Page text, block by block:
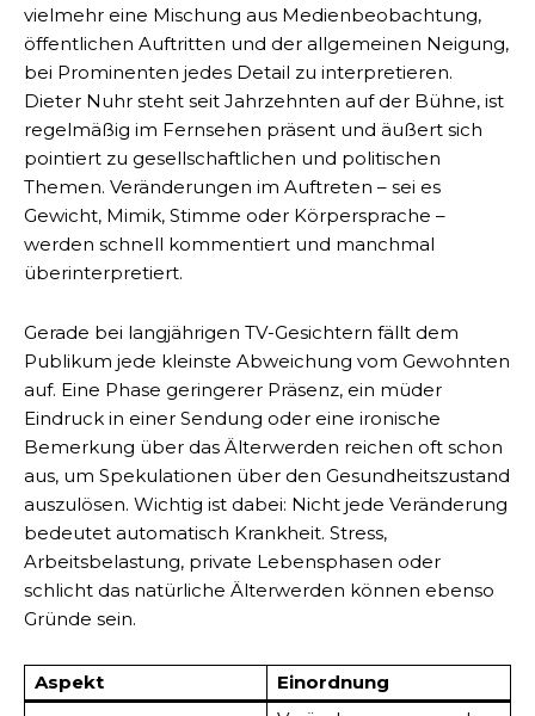
vielmehr eine Mischung aus Medienbeobachtung,
öffentlichen Auftritten und der allgemeinen Neigung,
bei Prominenten jedes Detail zu interpretieren.
Dieter Nuhr steht seit Jahrzehnten auf der Bühne, ist
regelmäßig im Fernsehen präsent und äußert sich
pointiert zu gesellschaftlichen und politischen
Themen. Veränderungen im Auftreten – sei es
Gewicht, Mimik, Stimme oder Körpersprache –
werden schnell kommentiert und manchmal
überinterpretiert.
Gerade bei langjährigen TV-Gesichtern fällt dem
Publikum jede kleinste Abweichung vom Gewohnten
auf. Eine Phase geringerer Präsenz, ein müder
Eindruck in einer Sendung oder eine ironische
Bemerkung über das Älterwerden reichen oft schon
aus, um Spekulationen über den Gesundheitszustand
auszulösen. Wichtig ist dabei: Nicht jede Veränderung
bedeutet automatisch Krankheit. Stress,
Arbeitsbelastung, private Lebensphasen oder
schlicht das natürliche Älterwerden können ebenso
Gründe sein.
Aspekt
Einordnung